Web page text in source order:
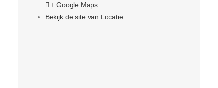
+ Google Maps
Bekijk de site van Locatie